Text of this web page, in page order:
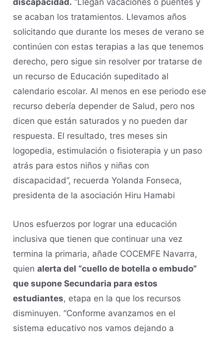
discapacidad. “Llegan vacaciones o puentes y
se acaban los tratamientos. Llevamos años
solicitando que durante los meses de verano se
continúen con estas terapias a las que tenemos
derecho, pero sigue sin resolver por tratarse de
un recurso de Educación supeditado al
calendario escolar. Al menos en ese periodo ese
recurso debería depender de Salud, pero nos
dicen que están saturados y no pueden dar
respuesta. El resultado, tres meses sin
logopedia, estimulación o fisioterapia y un paso
atrás para estos niños y niñas con
discapacidad”, recuerda Yolanda Fonseca,
presidenta de la asociación Hiru Hamabi
Unos esfuerzos por lograr una educación
inclusiva que tienen que continuar una vez
termina la primaria, añade COCEMFE Navarra,
quienalerta del “cuello de botella o embudo”
que supone Secundaria para estos
estudiantes, etapa en la que los recursos
disminuyen. “Conforme avanzamos en el
sistema educativo nos vamos dejando a